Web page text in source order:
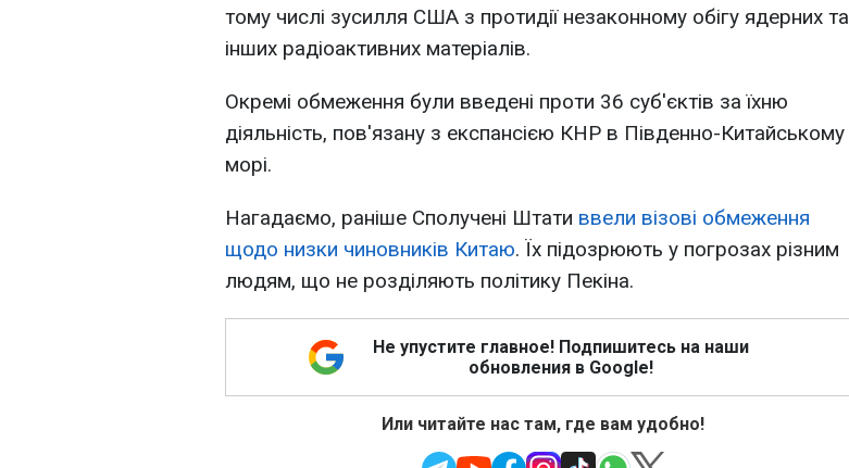
тому числі зусилля США з протидії незаконному обігу ядерних та
інших радіоактивних матеріалів.
Окремі обмеження були введені проти 36 суб'єктів за їхню
діяльність, пов'язану з експансією КНР в Південно-Китайському
морі.
Нагадаємо, раніше Сполучені Штати ввели візові обмеження
щодо низки чиновників Китаю. Їх підозрюють у погрозах різним
людям, що не розділяють політику Пекіна.
Не упустите главное! Подпишитесь на наши
обновления в Google!
Или читайте нас там, где вам удобно!